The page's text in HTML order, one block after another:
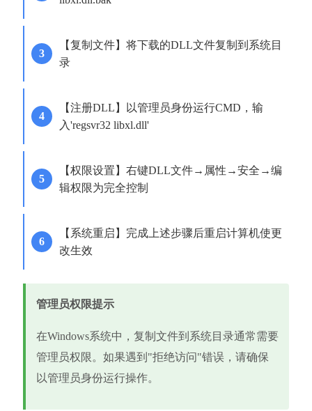
【复制文件】将下载的DLL文件复制到系统目
录
【注册DLL】以管理员身份运行CMD，输
入'regsvr32 libxl.dll'
【权限设置】右键DLL文件→属性→安全→编
辑权限为完全控制
【系统重启】完成上述步骤后重启计算机使更
改生效
管理员权限提示
在Windows系统中，复制文件到系统目录通常需要
管理员权限。如果遇到"拒绝访问"错误，请确保
以管理员身份运行操作。